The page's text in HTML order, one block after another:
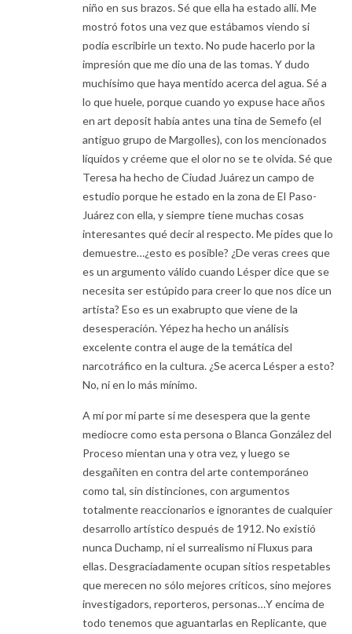
niño en sus brazos. Sé que ella ha estado allí. Me
mostró fotos una vez que estábamos viendo si
podía escribirle un texto. No pude hacerlo por la
impresión que me dio una de las tomas. Y dudo
muchísimo que haya mentido acerca del agua. Sé a
lo que huele, porque cuando yo expuse hace años
en art deposit había antes una tina de Semefo (el
antiguo grupo de Margolles), con los mencionados
líquidos y créeme que el olor no se te olvida. Sé que
Teresa ha hecho de Ciudad Juárez un campo de
estudio porque he estado en la zona de El Paso-
Juárez con ella, y siempre tiene muchas cosas
interesantes qué decir al respecto. Me pides que lo
demuestre…¿esto es posible? ¿De veras crees que
es un argumento válido cuando Lésper dice que se
necesita ser estúpido para creer lo que nos dice un
artista? Eso es un exabrupto que viene de la
desesperación. Yépez ha hecho un análisis
excelente contra el auge de la temática del
narcotráfico en la cultura. ¿Se acerca Lésper a esto?
No, ni en lo más mínimo.
A mí por mi parte si me desespera que la gente
mediocre como esta persona o Blanca González del
Proceso mientan una y otra vez, y luego se
desgañiten en contra del arte contemporáneo
como tal, sin distinciones, con argumentos
totalmente reaccionarios e ignorantes de cualquier
desarrollo artístico después de 1912. No existió
nunca Duchamp, ni el surrealismo ni Fluxus para
ellas. Desgraciadamente ocupan sitios respetables
que merecen no sólo mejores críticos, sino mejores
investigadors, reporteros, personas…Y encima de
todo tenemos que aguantarlas en Replicante, que